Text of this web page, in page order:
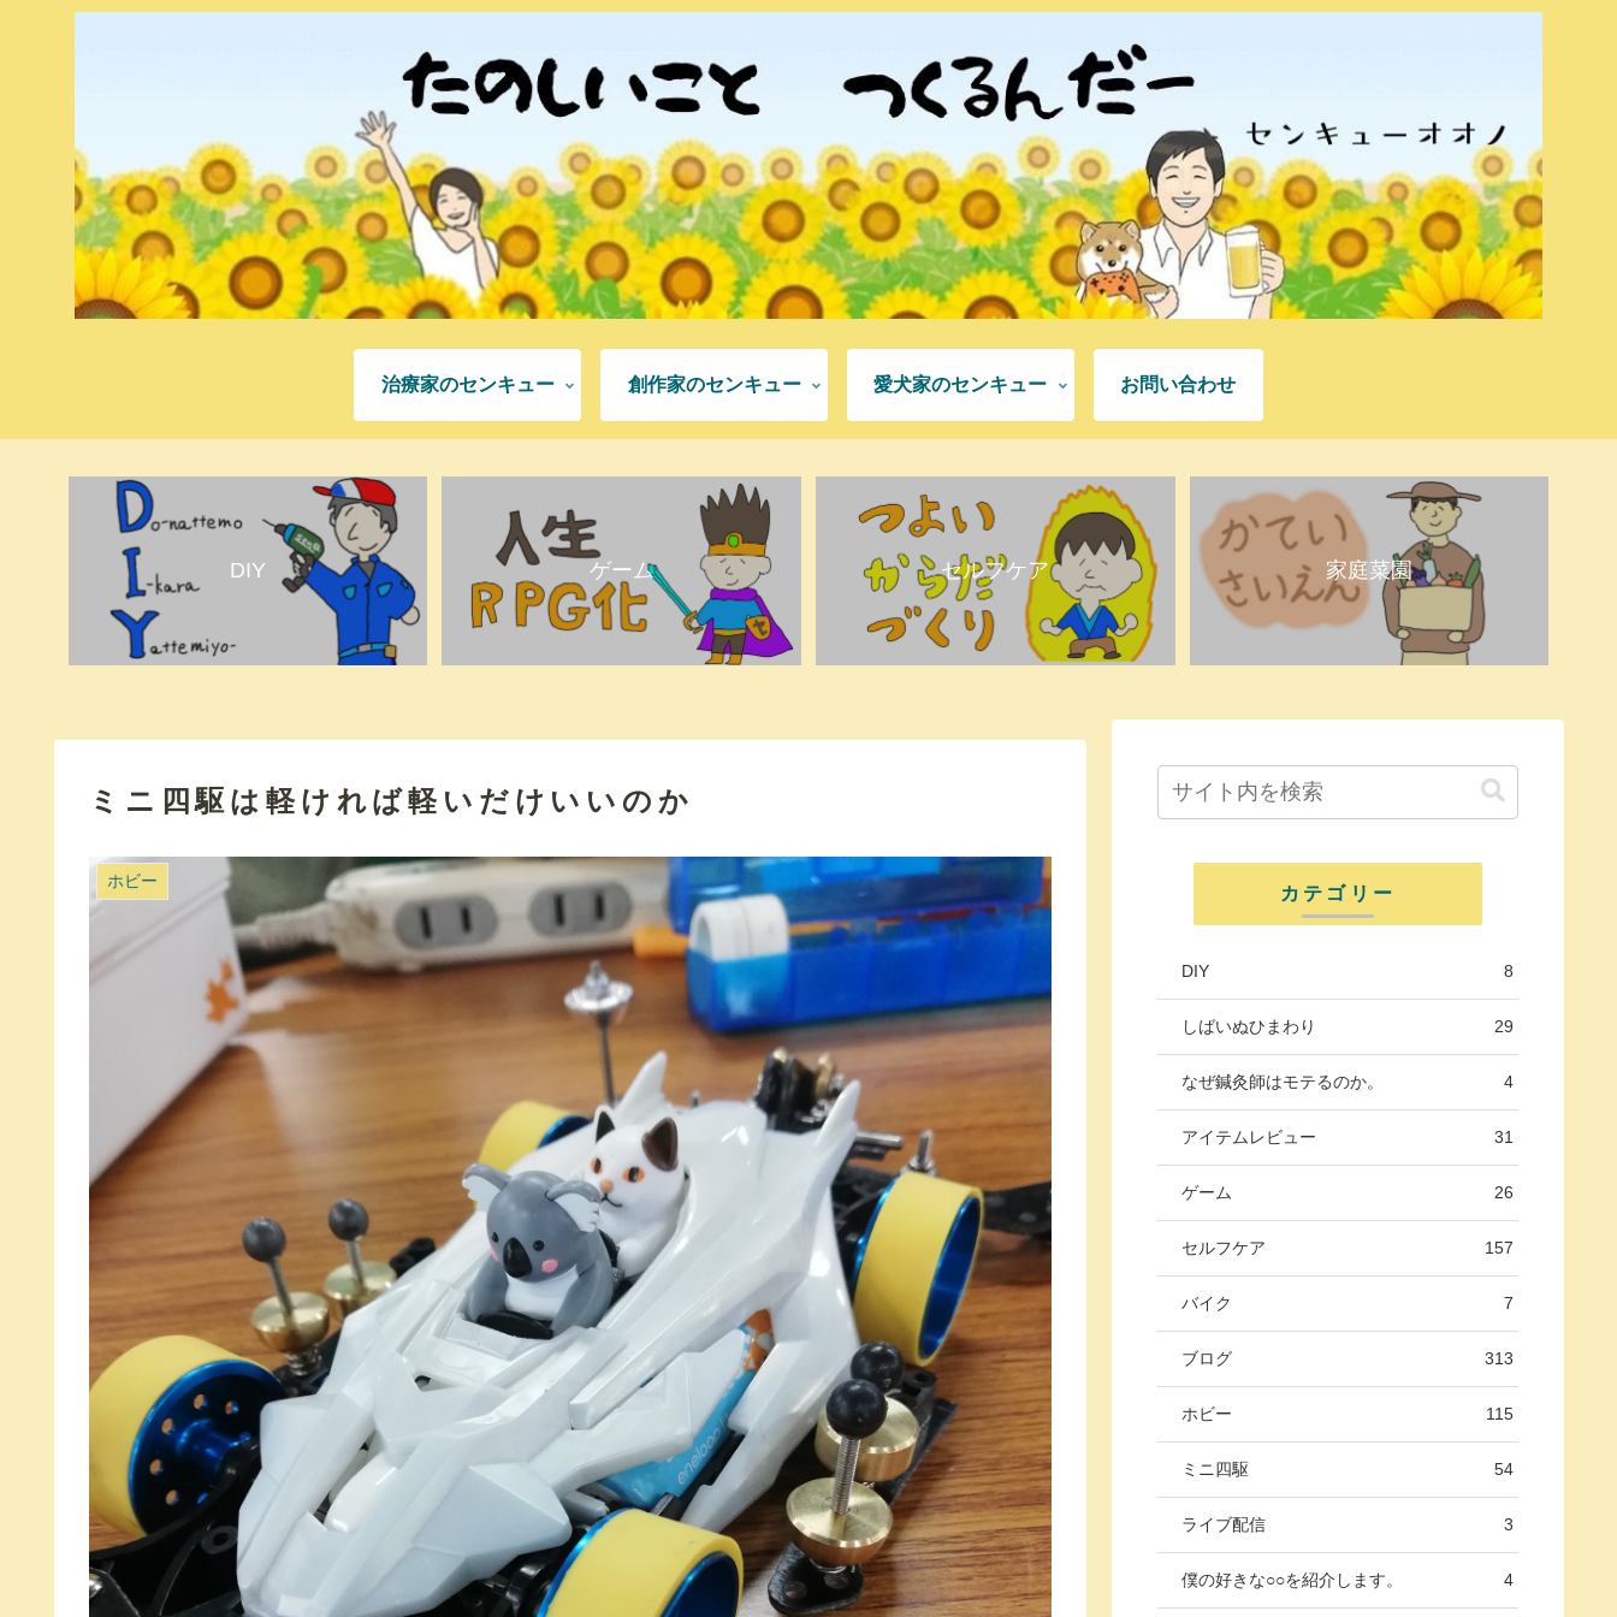
治療家のセンキュー 創作家のセンキュー 愛犬家のセンキュー お問い合わせ
DIY ゲーム セルフケア 家庭菜園
ミニ四駆は軽ければ軽いだけいいのか
ホビー
カテゴリー
DIY 8
しばいぬひまわり 29
なぜ鍼灸師はモテるのか。 4
アイテムレビュー 31
ゲーム 26
セルフケア 157
バイク 7
ブログ 313
ホビー 115
ミニ四駆 54
ライブ配信 3
僕の好きな○○を紹介します。 4